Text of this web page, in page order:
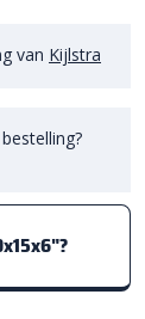
van Kijlstra